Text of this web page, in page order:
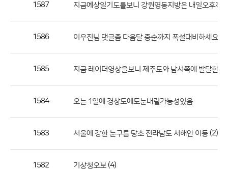
록
1587 지금예상일기도를보니 강원영동지방은 내일오후까
1586 이우진님 댓글좀 다음달 중순까지 폭설대비하세요
1585 지금 레이더영상을보니 제주도와 남서쪽에 발달한눈
1584 오는 1일에 경상도에도눈내릴가능성있음
1583 서울에 강한 눈구름 당초 전라남도 서해안 이동 (2)
1582 기상청오보 (4)